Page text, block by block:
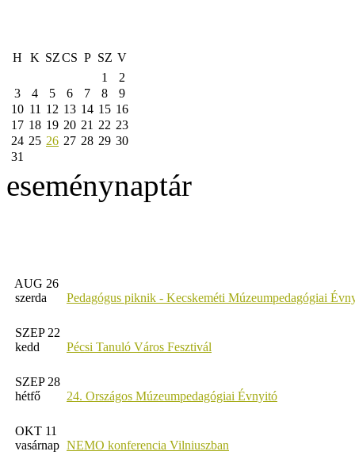
H K SZCS P SZ V
1
2
3
4 5 6 7 8
9
10 11 12 13 14 15 16
17 18 19 20 21 22 23
24 25 26 27 28 29 30
31
eseménynaptár
AUG 26
szerda
Pedagógus piknik - Kecskeméti Múzeumpedagógiai
SZEP 22
kedd
Pécsi Tanuló Város Fesztivál
SZEP 28
hétfő
24. Országos Múzeumpedagógiai Évnyitó
OKT 11
vasárnap NEMO konferencia Vilniuszban